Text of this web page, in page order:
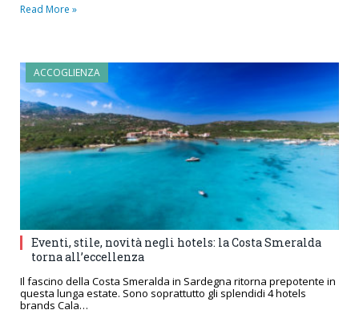
Read More »
ACCOGLIENZA
Eventi, stile, novità negli hotels: la Costa Smeralda
torna all’eccellenza
Il fascino della Costa Smeralda in Sardegna ritorna prepotente in
questa lunga estate. Sono soprattutto gli splendidi 4 hotels
brands Cala…